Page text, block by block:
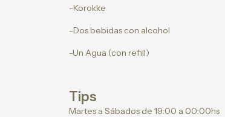
-Korokke
-Dos bebidas con alcohol
-Un Agua (con refill)
Tips
Martes a Sábados de 19:00 a 00:00hs